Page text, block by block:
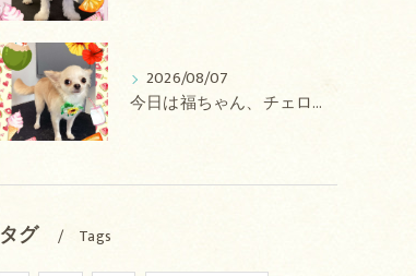
2026/08/07
今日は福ちゃん、チェロちゃん、ルナちゃん、Royちゃん、アネラちゃん、ポコちゃんのトリミングの紹介です【奈良のエース動物病院】
タグ Tags